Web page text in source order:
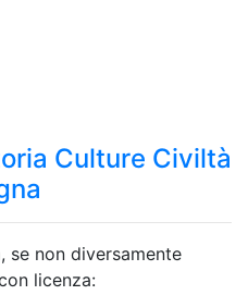
Culture Civiltà
se non diversamente
licenza: